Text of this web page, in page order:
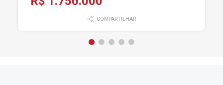
COMPARTILHAR